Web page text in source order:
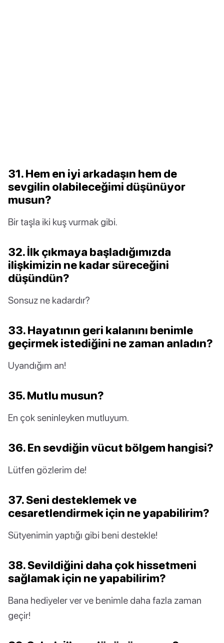
31. Hem en iyi arkadaşın hem de
sevgilin olabileceğimi düşünüyor
musun?
Bir taşla iki kuş vurmak gibi.
32. İlk çıkmaya başladığımızda
ilişkimizin ne kadar süreceğini
düşündün?
Sonsuz ne kadardır?
33. Hayatının geri kalanını benimle
geçirmek istediğini ne zaman anladın?
Uyandığım an!
35. Mutlu musun?
En çok seninleyken mutluyum.
36. En sevdiğin vücut bölgem hangisi?
Lütfen gözlerim de!
37. Seni desteklemek ve
cesaretlendirmek için ne yapabilirim?
Sütyenimin yaptığı gibi beni destekle!
38. Sevildiğini daha çok hissetmeni
sağlamak için ne yapabilirim?
Bana hediyeler ver ve benimle daha fazla zaman
geçir!